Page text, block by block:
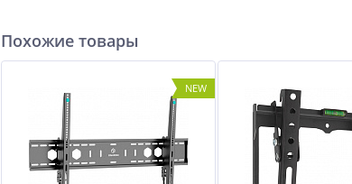
Похожие товары
NEW